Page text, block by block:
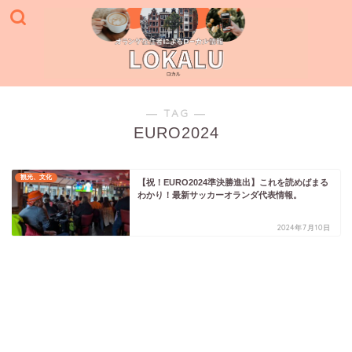
― TAG ―
EURO2024
観光、文化
【祝！EURO2024準決勝進出】これを読めばまる
わかり！最新サッカーオランダ代表情報。
2024年7月10日